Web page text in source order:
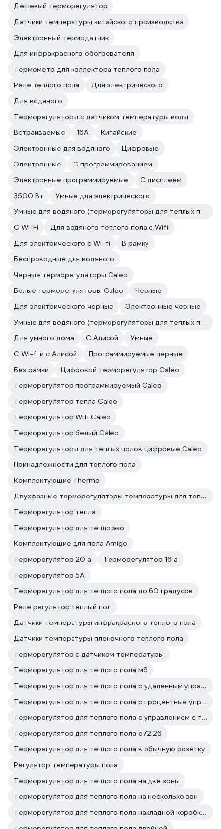
Дешевый терморегулятор
Датчики температуры китайского производства
Электронный термодатчик
Для инфракрасного обогревателя
Термометр для коллектора теплого пола
Реле теплого пола
Для электрического
Для водяного
Терморегуляторы с датчиком температуры воды
Встраиваемые
16А
Китайские
Электронные для водяного
Цифровые
Электронные
С программированием
Электронные программируемые
С дисплеем
3500 Вт
Умные для электрического
Умные для водяного (терморегуляторы для теплых полов)
C Wi-Fi
Для водяного теплого пола с Wifi
Для электрического с Wi-fi
В рамку
Беспроводные для водяного
Черные терморегуляторы Caleo
Белые терморегуляторы Caleo
Черные
Для электрического черные
Электронные черные
Умные для водяного (терморегуляторы для теплых полов)
Для умного дома
С Алисой
Умные
С Wi-fi и c Алисой
Программируемые черные
Без рамки
Цифровой терморегулятор Caleo
Терморегулятор программируемый Caleo
Терморегулятор тепла Caleo
Терморегулятор Wifi Caleo
Терморегулятор белый Caleo
Терморегуляторы для теплых полов цифровые Caleo
Принадлежности для теплого пола
Комплектующие Thermo
Двухфазные терморегуляторы температуры для теплого пола
Терморегулятор тепла
Терморегулятор для тепло эко
Комплектующие для пола Amigo
Терморегулятор 20 а
Терморегулятор 16 а
Терморегулятор 5А
Терморегулятор для теплого пола до 60 градусов
Реле регулятор теплый пол
Датчики температуры инфракрасного теплого пола
Датчики температуры пленочного теплого пола
Терморегулятор с датчиком температуры
Терморегулятор для теплого пола м9
Терморегулятор для теплого пола с удаленным управлением
Терморегулятор для теплого пола с процентные управлением
Терморегулятор для теплого пола с управлением с телефона
Терморегулятор для теплого пола е72.26
Терморегулятор для теплого пола в обычную розетку
Регулятор температуры пола
Терморегулятор для теплого пола на две зоны
Терморегулятор для теплого пола на несколько зон
Терморегулятор для теплого пола накладной коробкой